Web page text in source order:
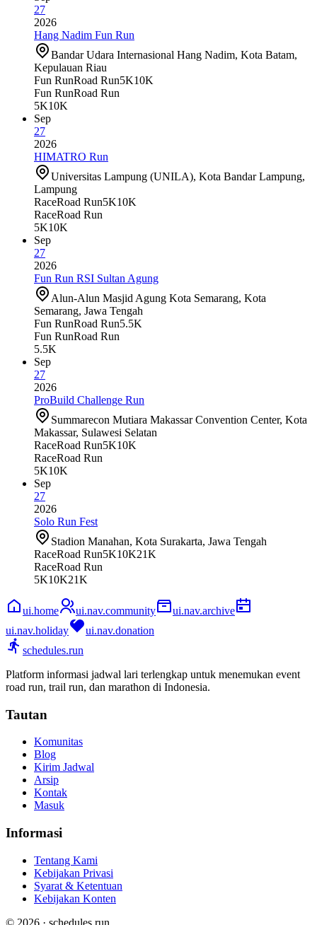
27
2026
Hang Nadim Fun Run
Bandar Udara Internasional Hang Nadim, Kota Batam,
Kepulauan Riau
Fun RunRoad Run5K10K
Fun RunRoad Run
5K10K
Sep
27
2026
HIMATRO Run
Universitas Lampung (UNILA), Kota Bandar Lampung,
Lampung
RaceRoad Run5K10K
RaceRoad Run
5K10K
Sep
27
2026
Fun Run RSI Sultan Agung
Alun-Alun Masjid Agung Kota Semarang, Kota
Semarang, Jawa Tengah
Fun RunRoad Run5.5K
Fun RunRoad Run
5.5K
Sep
27
2026
ProBuild Challenge Run
Summarecon Mutiara Makassar Convention Center, Kota
Makassar, Sulawesi Selatan
RaceRoad Run5K10K
RaceRoad Run
5K10K
Sep
27
2026
Solo Run Fest
Stadion Manahan, Kota Surakarta, Jawa Tengah
RaceRoad Run5K10K21K
RaceRoad Run
5K10K21K
ui.home ui.nav.community
ui.nav.archive
ui.nav.holiday
ui.nav.donation
schedules.run
Platform informasi jadwal lari terlengkap untuk menemukan event
road run, trail run, dan marathon di Indonesia.
Tautan
Komunitas
Blog
Kirim Jadwal
Arsip
Kontak
Masuk
Informasi
Tentang Kami
Kebijakan Privasi
Syarat & Ketentuan
Kebijakan Konten
© 2026 · schedules.run